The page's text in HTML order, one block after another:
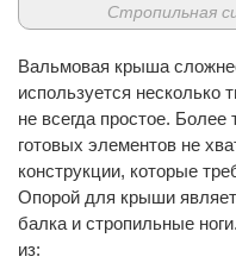
Стропильная
Вальмовая крыша
используется несколько
не всегда простое.
готовых элементов не
конструкции, которые
Опорой для крыши
балка и стропильные
из: